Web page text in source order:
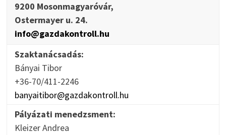
9200 Mosonmagyaróvár,
Ostermayer u. 24.
info@gazdakontroll.hu
Szaktanácsadás:
Bányai Tibor
+36-70/411-2246
banyaitibor@gazdakontroll.hu
Pályázati menedzsment:
Kleizer Andrea